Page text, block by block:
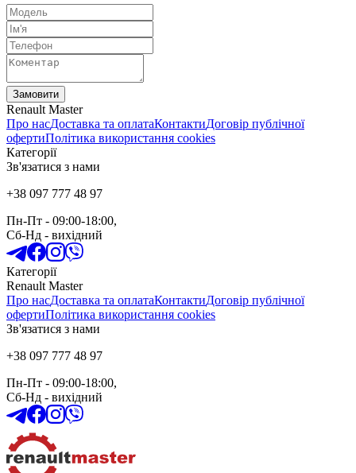
Замовити
Renault Master
Про насДоставка та оплатаКонтактиДоговір публічної
офертиПолітика використання cookies
Категорії
Зв'язатися з нами
+38 097 777 48 97
Пн-Пт - 09:00-18:00,
Сб-Нд - вихідний
Категорії
Renault Master
Про насДоставка та оплатаКонтактиДоговір публічної
офертиПолітика використання cookies
Зв'язатися з нами
+38 097 777 48 97
Пн-Пт - 09:00-18:00,
Сб-Нд - вихідний